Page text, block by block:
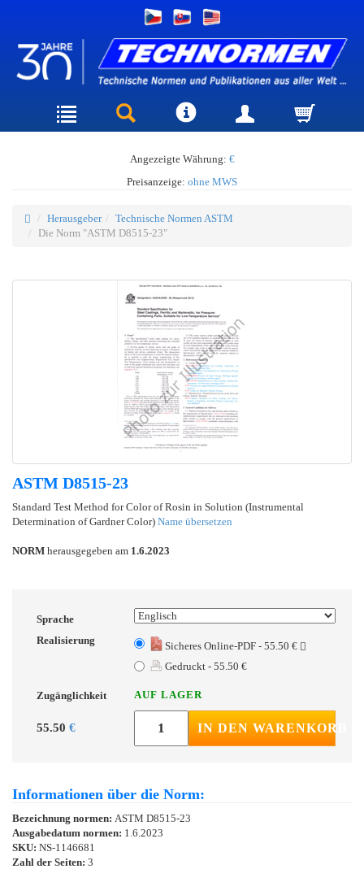
Angezeigte Währung: €
Preisanzeige: ohne MWS
Herausgeber
Technische Normen ASTM
Die Norm "ASTM D8515-23"
ASTM D8515-23
Standard Test Method for Color of Rosin in Solution (Instrumental
Determination of Gardner Color) Name übersetzen
NORM herausgegeben am 1.6.2023
Sprache
Realisierung
Sicheres Online-PDF - 55.50 €
Gedruckt - 55.50 €
Zugänglichkeit AUF LAGER
55.50 € IN DEN WARENKORB
Informationen über die Norm:
Bezeichnung normen: ASTM D8515-23
Ausgabedatum normen: 1.6.2023
SKU: NS-1146681
Zahl der Seiten: 3